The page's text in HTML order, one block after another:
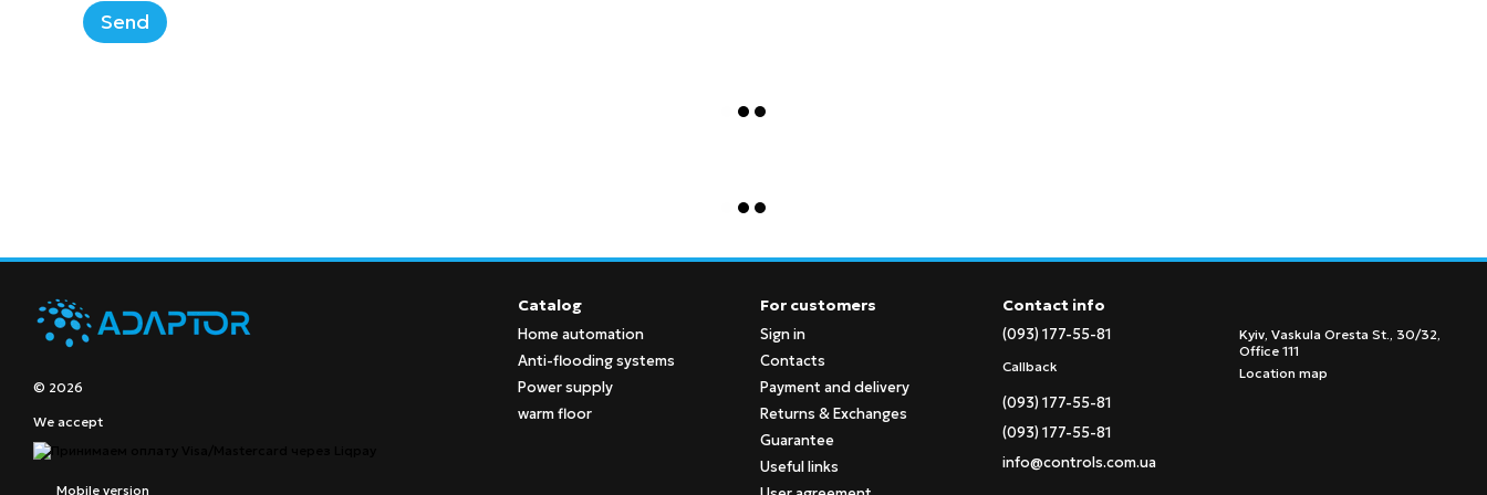
Send
© 2026
We accept
Mobile version
Catalog
Home automation
Anti-flooding systems
Power supply
warm floor
For customers
Sign in
Contacts
Payment and delivery
Returns & Exchanges
Guarantee
Useful links
Contact info
(093) 177-55-81
Callback
(093) 177-55-81
(093) 177-55-81
info@controls.com.ua
Kyiv, Vaskula Oresta St., 30/32,
Office 111
Location map